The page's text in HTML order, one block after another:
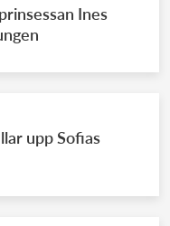
Ines
upp Sofias